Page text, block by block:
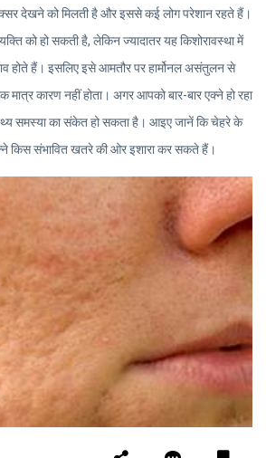
देखने को मिलती है और इससे कई लोग परेशान रहते हैं।
को हो सकती है, लेकिन ज्यादातर यह किशोरावस्था में
होते हैं। इसलिए इसे आमतौर पर हार्मोनल असंतुलन से
मात्र कारण नहीं होता। अगर आपको बार-बार एक्ने हो रहा
समस्या का संकेत हो सकता है। आइए जानें कि चेहरे के
किस संभावित खतरे की ओर इशारा कर सकते हैं।